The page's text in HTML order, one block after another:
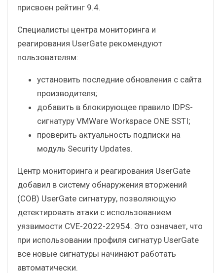
присвоен рейтинг 9.4.
Специалисты центра мониторинга и
реагирования UserGate рекомендуют
пользователям:
установить последние обновления с сайта
производителя;
добавить в блокирующее правило IDPS-
сигнатуру VMWare Workspace ONE SSTI;
проверить актуальность подписки на
модуль Security Updates.
Центр мониторинга и реагирования UserGate
добавил в систему обнаружения вторжений
(СОВ) UserGate сигнатуру, позволяющую
детектировать атаки с использованием
уязвимости CVE-2022-22954. Это означает, что
при использовании профиля сигнатур UserGate
все новые сигнатуры начинают работать
автоматически.